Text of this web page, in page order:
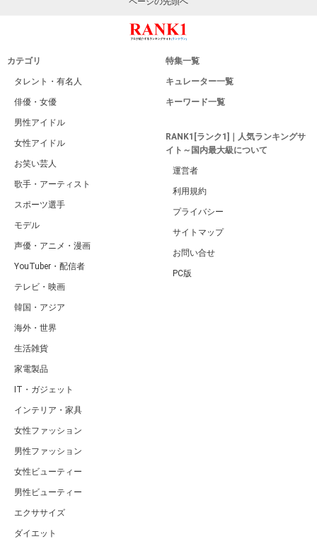
カテゴリ
タレント・有名人
俳優・女優
男性アイドル
女性アイドル
お笑い芸人
歌手・アーティスト
スポーツ選手
モデル
声優・アニメ・漫画
YouTuber・配信者
テレビ・映画
韓国・アジア
海外・世界
生活雑貨
家電製品
IT・ガジェット
インテリア・家具
女性ファッション
男性ファッション
女性ビューティー
男性ビューティー
エクササイズ
ダイエット
特集一覧
キュレーター一覧
キーワード一覧
RANK1[ランク1]｜人気ランキングサ
イト～国内最大級について
運営者
利用規約
プライバシー
サイトマップ
お問い合せ
PC版